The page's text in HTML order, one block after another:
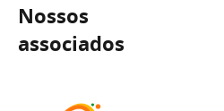
Nossos
associados